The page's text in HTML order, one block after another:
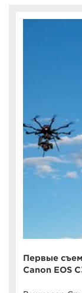
Первые
Canon EOS